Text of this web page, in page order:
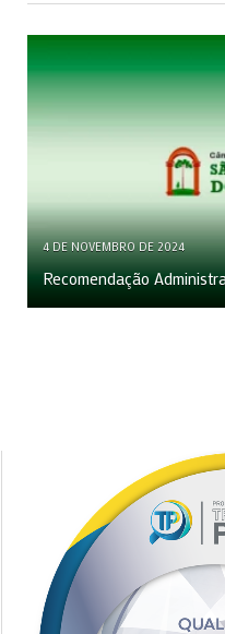
4 DE NOVEMBRO DE 2024
Recomendação